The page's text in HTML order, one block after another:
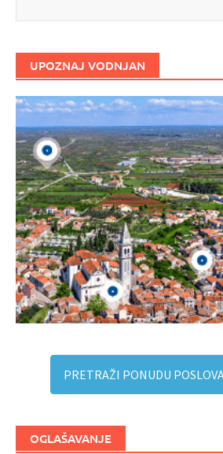
UPOZNAJ VODNJAN
PRETRAŽI PONUDU
OGLAŠAVANJE